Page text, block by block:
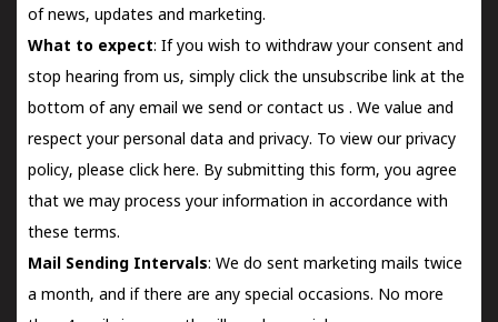
of news, updates and marketing.
What to expect: If you wish to withdraw your consent and
stop hearing from us, simply click the unsubscribe link at the
bottom of any email we send orcontact us . We value and
respect your personal data and privacy. To view our privacy
policy, please click here. By submitting this form, you agree
that we may process your information in accordance with
these terms.
Mail Sending Intervals: We do sent marketing mails twice
a month, and if there are any special occasions. No more